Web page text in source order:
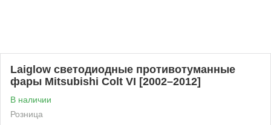
Laiglow светодиодные противотуманные
фары Mitsubishi Colt VI [2002–2012]
В наличии
Розница